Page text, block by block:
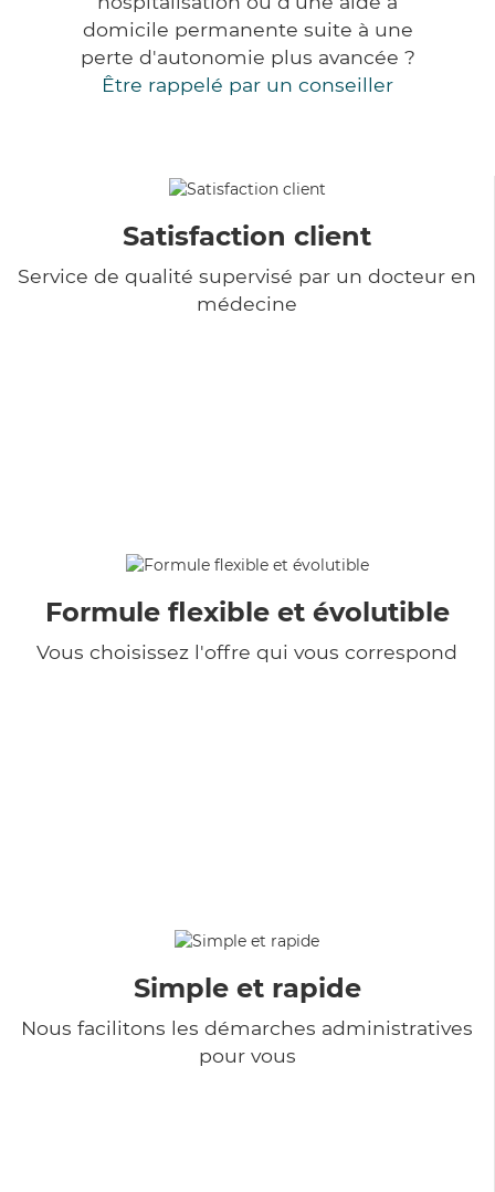
domicile permanente suite à une
perte d'autonomie plus avancée ?
Être rappelé par un conseiller
Satisfaction client
Service de qualité supervisé par un docteur en
médecine
Formule flexible et évolutible
Vous choisissez l'offre qui vous correspond
Simple et rapide
Nous facilitons les démarches administratives
pour vous